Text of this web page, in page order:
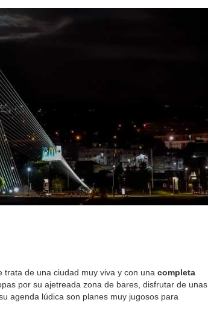
de una ciudad muy viva y con una completa
por su ajetreada zona de bares, disfrutar de unas
agenda lúdica son planes muy jugosos para